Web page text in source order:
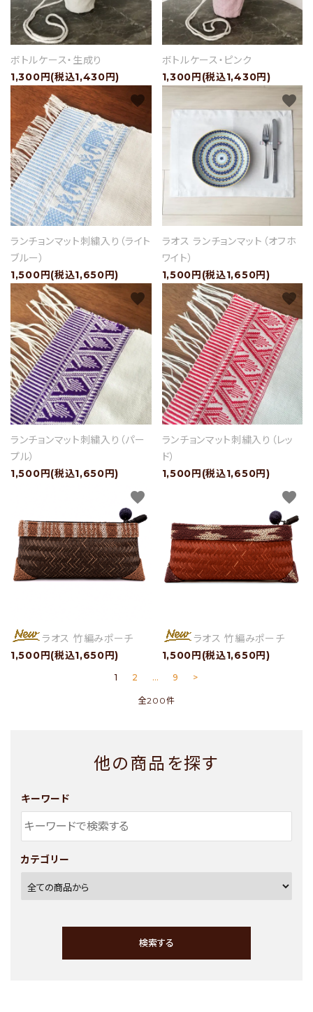
ボトルケース・生成り
1,300円(税込1,430円)
ボトルケース・ピンク
1,300円(税込1,430円)
ランチョンマット刺繍入り（ライト
ブルー）
1,500円(税込1,650円)
favorite
ラオス ランチョンマット（オフホ
ワイト）
1,500円(税込1,650円)
favorite
ランチョンマット刺繍入り（パー
プル）
1,500円(税込1,650円)
favorite
ランチョンマット刺繍入り（レッ
ド）
1,500円(税込1,650円)
favorite
ラオス 竹編みポーチ
1,500円(税込1,650円)
favorite
ラオス 竹編みポーチ
1,500円(税込1,650円)
favorite
1 2 … 9 >
全200件
他の商品を探す
キーワード
カテゴリー
検索する